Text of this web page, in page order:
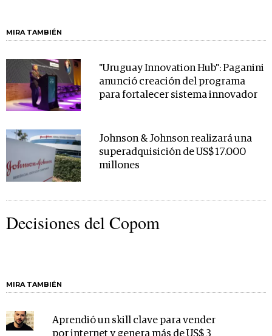
MIRA TAMBIÉN
"Uruguay Innovation Hub": Paganini
anunció creación del programa
para fortalecer sistema innovador
Johnson & Johnson realizará una
superadquisición de US$ 17.000
millones
Decisiones del Copom
MIRA TAMBIÉN
Aprendió un skill clave para vender
por internet y genera más de US$ 3